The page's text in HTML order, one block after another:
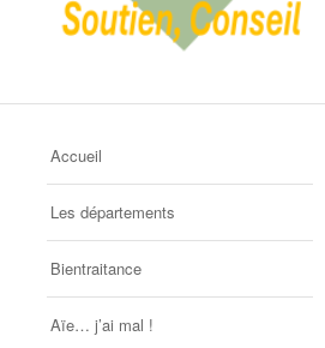
Accueil
Les départements
Bientraitance
Aïe… j’ai mal !